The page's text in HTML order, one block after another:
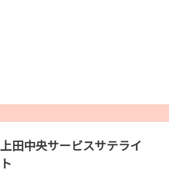
上田中央サービスサテライ
ト